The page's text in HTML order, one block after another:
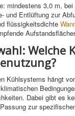
mindestens 3,0 m,
und Entlüftung zur
flüssigkeitsdichte
Welche
Kühlsystems hängt
Dabei gibt es
zur